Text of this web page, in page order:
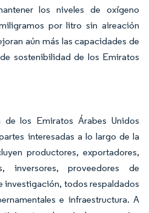
los niveles de oxígeno
por litro sin aireación
aún más las capacidades de
sostenibilidad de los Emiratos
los Emiratos Árabes Unidos
interesadas a lo largo de la
productores, exportadores,
inversores, proveedores de
investigación, todos respaldados
e infraestructura. A